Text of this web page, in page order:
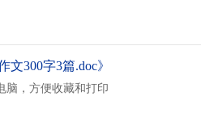
文300字3篇.doc》
脑，方便收藏和打印